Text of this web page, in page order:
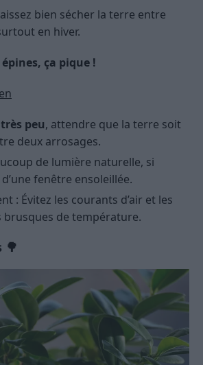
bien sécher la terre entre
en hiver.
ça pique !
peu, attendre que la terre soit
deux arrosages.
de lumière naturelle, si
fenêtre ensoleillée.
: Évitez les courants d’air et les
brusques de température.
🌳